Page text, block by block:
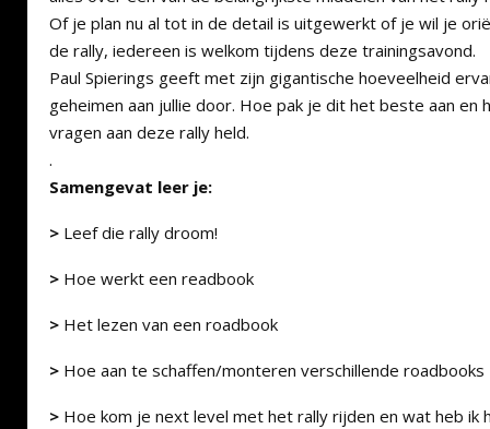
Of je plan nu al tot in de detail is uitgewerkt of je wil je
de rally, iedereen is welkom tijdens deze trainingsavond.
Paul Spierings geeft met zijn gigantische hoeveelheid
geheimen aan jullie door. Hoe pak je dit het beste aan en
vragen aan deze rally held.
.
Samengevat leer je:
> Leef die rally droom!
> Hoe werkt een readbook
> Het lezen van een roadbook
> Hoe aan te schaffen/monteren verschillende roadbooks
> Hoe kom je next level met het rally rijden en wat heb ik